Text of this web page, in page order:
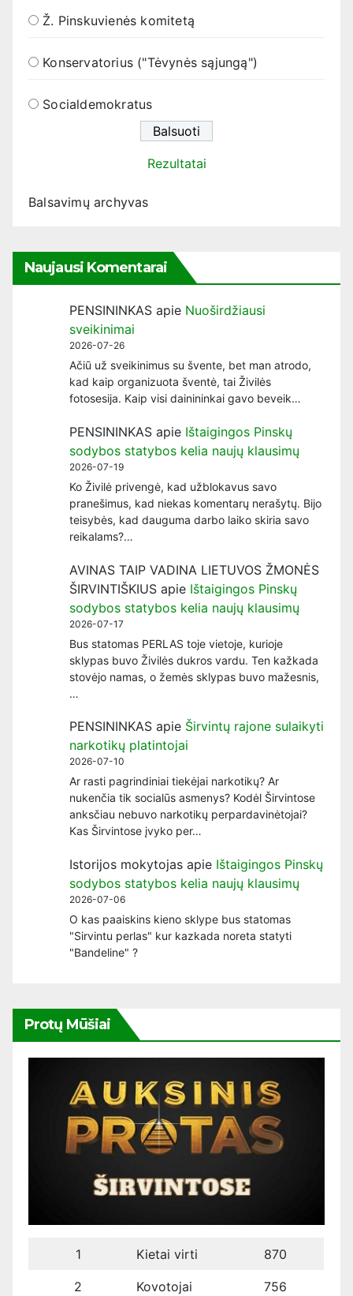
Ž. Pinskuvienės komitetą
Konservatorius ("Tėvynės sąjungą")
Socialdemokratus
Rezultatai
Balsavimų archyvas
Naujausi Komentarai
PENSININKAS apie Nuoširdžiausi
sveikinimai
2026-07-26
Ačiū už sveikinimus su švente, bet man atrodo,
kad kaip organizuota šventė, tai Živilės
fotosesija. Kaip visi dainininkai gavo beveik…
PENSININKAS apie Ištaigingos Pinskų
sodybos statybos kelia naujų klausimų
2026-07-19
Ko Živilė privengė, kad užblokavus savo
pranešimus, kad niekas komentarų nerašytų. Bijo
teisybės, kad dauguma darbo laiko skiria savo
reikalams?…
AVINAS TAIP VADINA LIETUVOS ŽMONĖS
ŠIRVINTIŠKIUS apie Ištaigingos Pinskų
sodybos statybos kelia naujų klausimų
2026-07-17
Bus statomas PERLAS toje vietoje, kurioje
sklypas buvo Živilės dukros vardu. Ten kažkada
stovėjo namas, o žemės sklypas buvo mažesnis,
…
PENSININKAS apie Širvintų rajone sulaikyti
narkotikų platintojai
2026-07-10
Ar rasti pagrindiniai tiekėjai narkotikų? Ar
nukenčia tik socialūs asmenys? Kodėl Širvintose
anksčiau nebuvo narkotikų perpardavinėtojai?
Kas Širvintose įvyko per…
Istorijos mokytojas apie Ištaigingos Pinskų
sodybos statybos kelia naujų klausimų
2026-07-06
O kas paaiskins kieno sklype bus statomas
"Sirvintu perlas" kur kazkada noreta statyti
"Bandeline" ?
Protų Mūšiai
1 Kietai virti 870
2 Kovotojai 756